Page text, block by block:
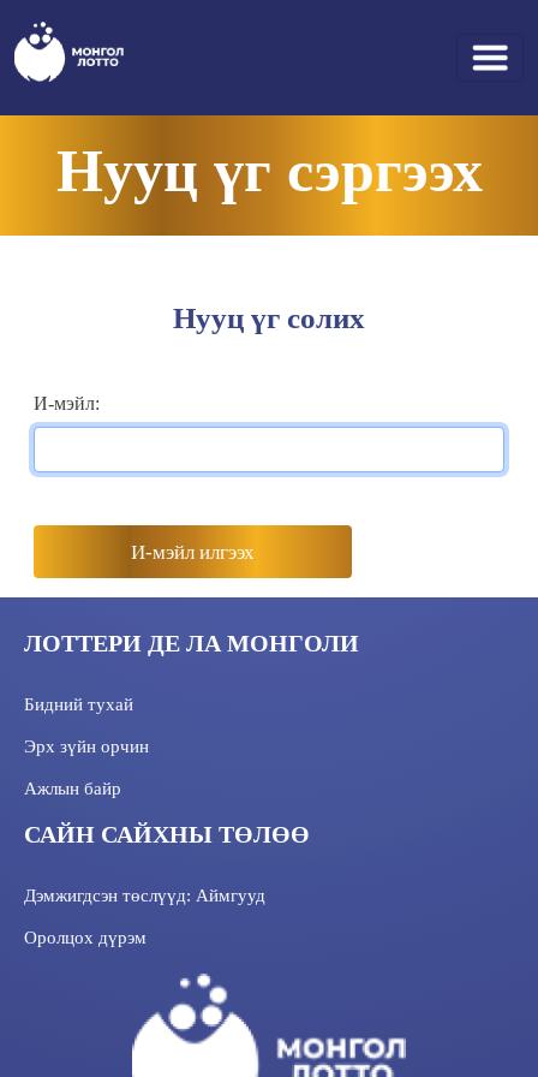
Нууц үг сэргээх
Нууц үг солих
И-мэйл:
И-мэйл илгээх
ЛОТТЕРИ ДЕ ЛА МОНГОЛИ
Бидний тухай
Эрх зүйн орчин
Ажлын байр
САЙН САЙХНЫ ТӨЛӨӨ
Дэмжигдсэн төслүүд: Аймгууд
Оролцох дүрэм